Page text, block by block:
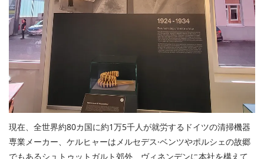
現在、全世界約80カ国に約1万5千人が就労するドイツの清掃機器
専業メーカー、ケルヒャーはメルセデス·ベンツやポルシェの故郷
でもあるシュトゥットガルト郊外、ヴィネンデンに本社を構えて